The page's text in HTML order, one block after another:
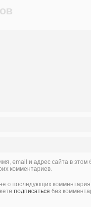
email и адрес сайта в этом
комментариев.
о последующих
подписаться без